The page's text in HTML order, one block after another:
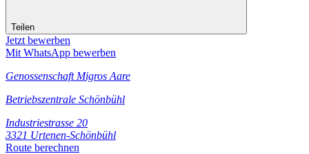
Teilen
Jetzt bewerben
Mit WhatsApp bewerben
Genossenschaft Migros Aare
Betriebszentrale Schönbühl
Industriestrasse 20
3321 Urtenen-Schönbühl
Route berechnen